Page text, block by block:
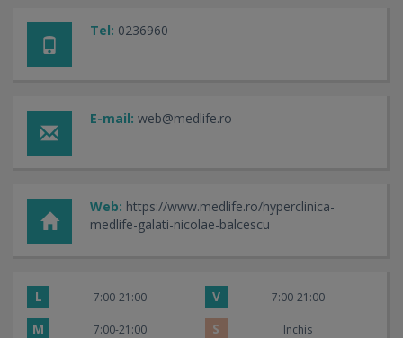
Tel: 0236960
E-mail: web@medlife.ro
Web: https://www.medlife.ro/hyperclinica-
medlife-galati-nicolae-balcescu
L 7:00-21:00 V 7:00-21:00
M 7:00-21:00 S Inchis